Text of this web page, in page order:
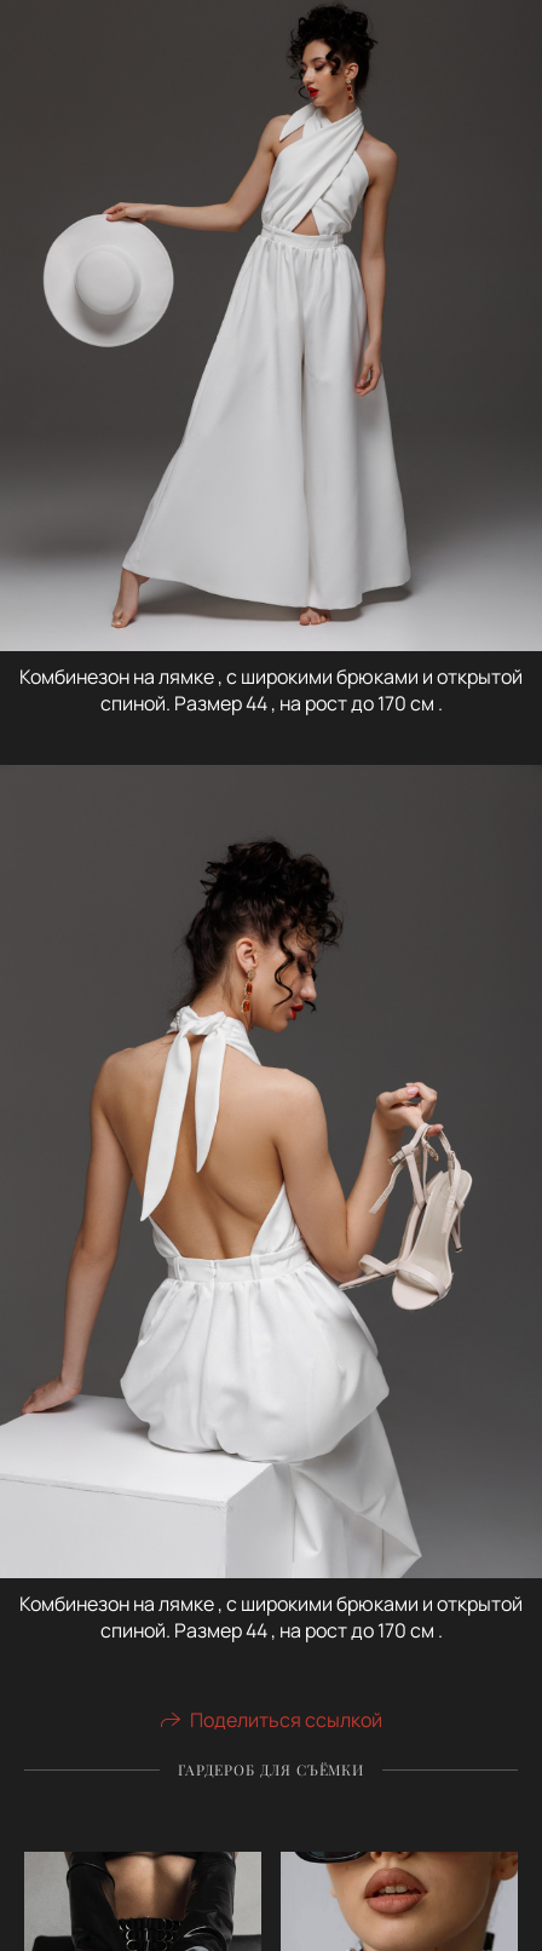
Комбинезон на лямке , с широкими брюками и открытой
спиной. Размер 44 , на рост до 170 см .
Комбинезон на лямке , с широкими брюками и открытой
спиной. Размер 44 , на рост до 170 см .
Поделиться ссылкой
ГАРДЕРОБ ДЛЯ СЪЁМКИ